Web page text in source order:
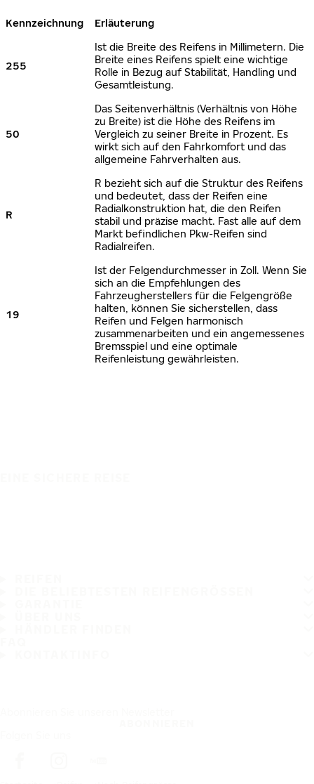
Kennzeichnung Erläuterung
255
Ist die Breite des Reifens in Millimetern. Die
Breite eines Reifens spielt eine wichtige
Rolle in Bezug auf Stabilität, Handling und
Gesamtleistung.
50
Das Seitenverhältnis (Verhältnis von Höhe
zu Breite) ist die Höhe des Reifens im
Vergleich zu seiner Breite in Prozent. Es
wirkt sich auf den Fahrkomfort und das
allgemeine Fahrverhalten aus.
R
R bezieht sich auf die Struktur des Reifens
und bedeutet, dass der Reifen eine
Radialkonstruktion hat, die den Reifen
stabil und präzise macht. Fast alle auf dem
Markt befindlichen Pkw-Reifen sind
Radialreifen.
19
Ist der Felgendurchmesser in Zoll. Wenn Sie
sich an die Empfehlungen des
Fahrzeugherstellers für die Felgengröße
halten, können Sie sicherstellen, dass
Reifen und Felgen harmonisch
zusammenarbeiten und ein angemessenes
Bremsspiel und eine optimale
Reifenleistung gewährleisten.